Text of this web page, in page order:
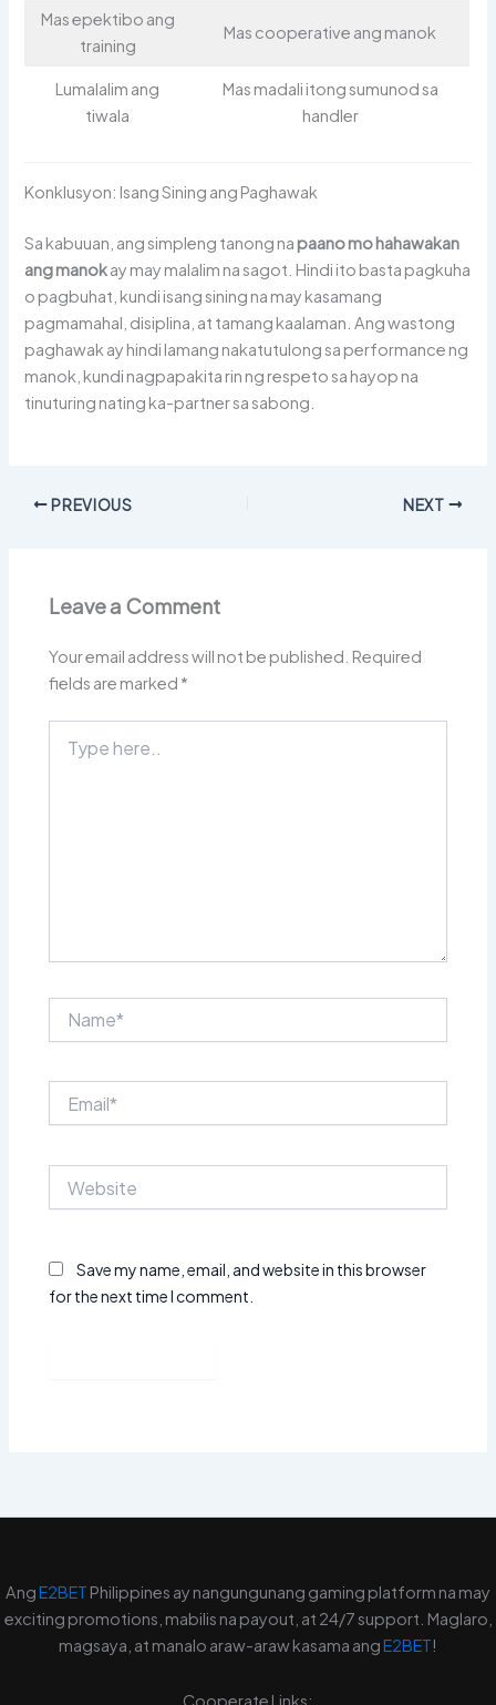
Mas epektibo ang
training
Mas cooperative ang manok
Lumalalim ang
tiwala
Mas madali itong sumunod sa
handler
Konklusyon: Isang Sining ang Paghawak
Sa kabuuan, ang simpleng tanong na paano mo hahawakan
ang manokay may malalim na sagot. Hindi ito basta pagkuha
o pagbuhat, kundi isang sining na may kasamang
pagmamahal, disiplina, at tamang kaalaman. Ang wastong
paghawak ay hindi lamang nakatutulong sa performance ng
manok, kundi nagpapakita rin ng respeto sa hayop na
tinuturing nating ka-partner sa sabong.
PREVIOUS NEXT
Leave a Comment
Your email address will not be published. Required
fields are marked *
here..
Save my name, email, and website in this browser
for the next time I comment.
AngE2BET Philippines ay nangungunang gaming platform na may
exciting promotions, mabilis na payout, at 24/7 support. Maglaro,
magsaya, at manalo araw-araw kasama angE2BET!
Cooperate Links: